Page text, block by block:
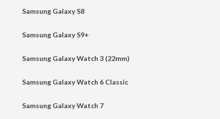
Samsung Galaxy S8
Samsung Galaxy S9+
Samsung Galaxy Watch 3 (22mm)
Samsung Galaxy Watch 6 Classic
Samsung Galaxy Watch 7